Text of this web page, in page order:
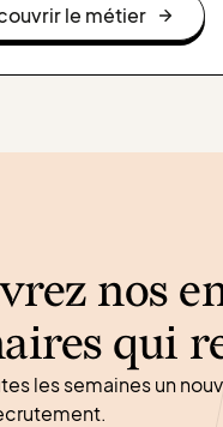
et économiques.
le métier
nos
qui
les semaines un